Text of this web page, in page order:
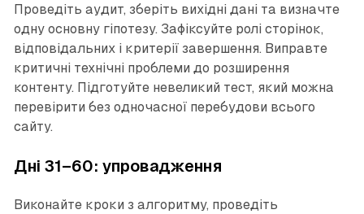
Проведіть аудит, зберіть вихідні дані та визначте
одну основну гіпотезу. Зафіксуйте ролі сторінок,
відповідальних і критерії завершення. Виправте
критичні технічні проблеми до розширення
контенту. Підготуйте невеликий тест, який можна
перевірити без одночасної перебудови всього
сайту.
Дні 31–60: упровадження
Виконайте кроки з алгоритму, проведіть